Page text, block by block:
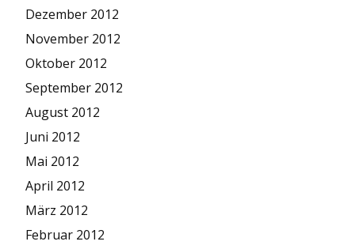
Dezember 2012
November 2012
Oktober 2012
September 2012
August 2012
Juni 2012
Mai 2012
April 2012
März 2012
Februar 2012